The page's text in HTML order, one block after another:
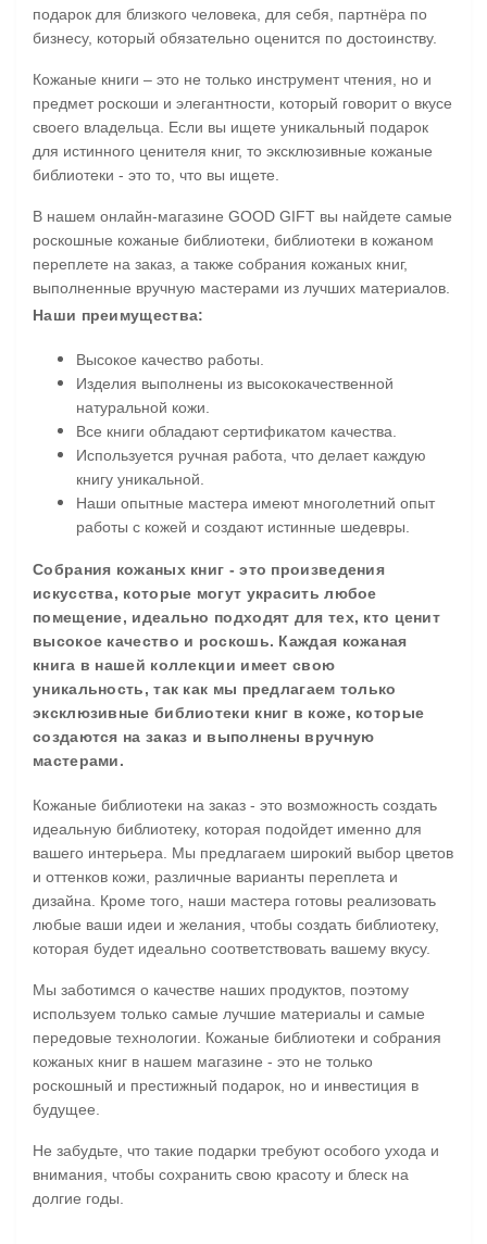
подарок для близкого человека, для себя, партнёра по
бизнесу, который обязательно оценится по достоинству.
Кожаные книги – это не только инструмент чтения, но и
предмет роскоши и элегантности, который говорит о вкусе
своего владельца. Если вы ищете уникальный подарок
для истинного ценителя книг, то эксклюзивные кожаные
библиотеки - это то, что вы ищете.
В нашем онлайн-магазине GOOD GIFT вы найдете самые
роскошные кожаные библиотеки, библиотеки в кожаном
переплете на заказ, а также собрания кожаных книг,
выполненные вручную мастерами из лучших материалов.
Наши преимущества:
Высокое качество работы.
Изделия выполнены из высококачественной
натуральной кожи.
Все книги обладают сертификатом качества.
Используется ручная работа, что делает каждую
книгу уникальной.
Наши опытные мастера имеют многолетний опыт
работы с кожей и создают истинные шедевры.
Собрания кожаных книг - это произведения
искусства, которые могут украсить любое
помещение, идеально подходят для тех, кто ценит
высокое качество и роскошь. Каждая кожаная
книга в нашей коллекции имеет свою
уникальность, так как мы предлагаем только
эксклюзивные библиотеки книг в коже, которые
создаются на заказ и выполнены вручную
мастерами.
Кожаные библиотеки на заказ - это возможность создать
идеальную библиотеку, которая подойдет именно для
вашего интерьера. Мы предлагаем широкий выбор цветов
и оттенков кожи, различные варианты переплета и
дизайна. Кроме того, наши мастера готовы реализовать
любые ваши идеи и желания, чтобы создать библиотеку,
которая будет идеально соответствовать вашему вкусу.
Мы заботимся о качестве наших продуктов, поэтому
используем только самые лучшие материалы и самые
передовые технологии. Кожаные библиотеки и собрания
кожаных книг в нашем магазине - это не только
роскошный и престижный подарок, но и инвестиция в
будущее.
Не забудьте, что такие подарки требуют особого ухода и
внимания, чтобы сохранить свою красоту и блеск на
долгие годы.